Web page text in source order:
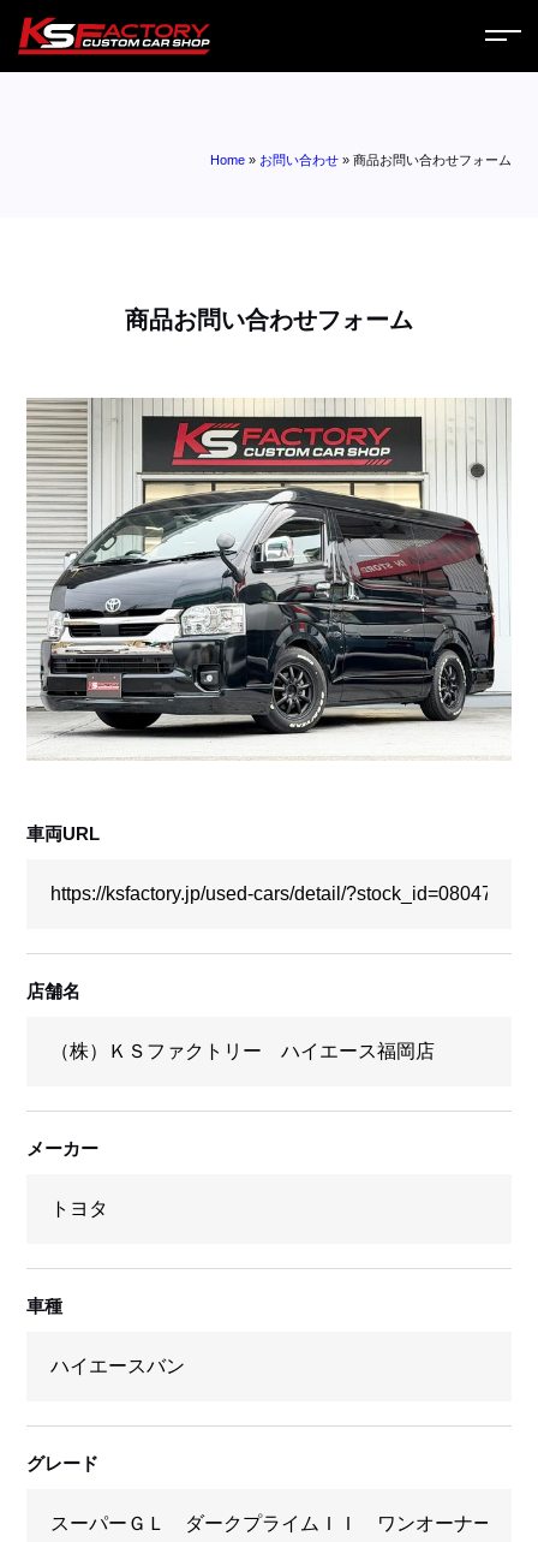
営業日
お問い合わせ
採用情報
店舗問い合わせ
Home » お問い合わせ »商品お問い合わせフォーム
商品お問い合わせフォーム
車両URL
店舗名
メーカー
車種
グレード